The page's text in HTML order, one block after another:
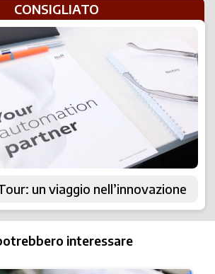
CONSIGLIATO
un viaggio nell’innovazione
interessare